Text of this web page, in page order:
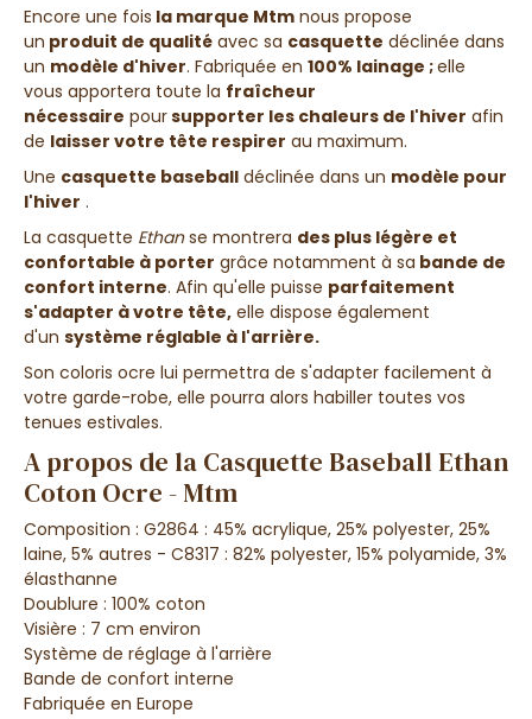
Encore une fois la marque Mtm nous propose
un produit de qualité avec sa casquette déclinée dans
un modèle d'hiver. Fabriquée en 100% lainage ;elle
vous apportera toute la fraîcheur
nécessaire poursupporter les chaleurs de l'hiver afin
de laisser votre tête respirer au maximum.
Une casquette baseball déclinée dans un modèle pour
l'hiver .
La casquette Ethanse montrera des plus légère et
confortable à porter grâce notamment à sa bande de
confort interne. Afin qu'elle puisse parfaitement
s'adapter à votre tête, elle dispose également
d'un système réglable à l'arrière.
Son coloris ocre lui permettra de s'adapter facilement à
votre garde-robe, elle pourra alors habiller toutes vos
tenues estivales.
A propos de la Casquette Baseball Ethan
Coton Ocre - Mtm
Composition : G2864 : 45% acrylique, 25% polyester, 25%
laine, 5% autres - C8317 : 82% polyester, 15% polyamide, 3%
élasthanne
Doublure : 100% coton
Visière : 7 cm environ
Système de réglage à l'arrière
Bande de confort interne
Fabriquée en Europe